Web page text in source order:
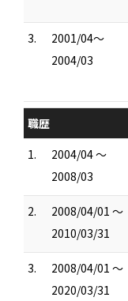
3.
2001/04～
2004/03
職歴
1.
2004/04 ～
2008/03
2.
2008/04/01 ～
2010/03/31
3.
2008/04/01 ～
2020/03/31